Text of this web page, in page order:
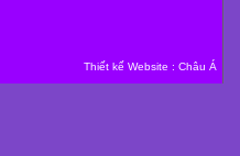
Thiết kế Website : Châu Á